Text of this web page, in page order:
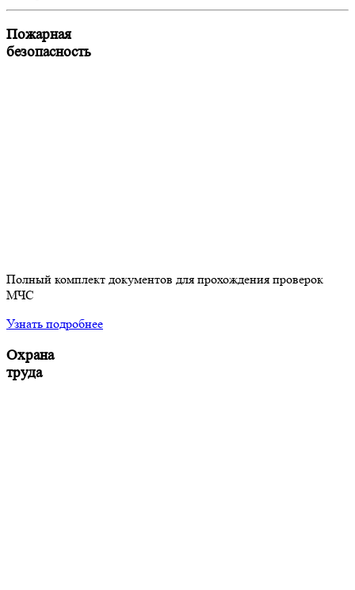
Пожарная
безопасность
Полный комплект документов для прохождения проверок
МЧС
Узнать подробнее
Охрана
труда